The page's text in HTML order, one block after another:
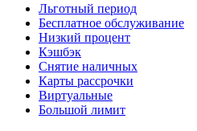
Льготный период
Бесплатное обслуживание
Низкий процент
Кэшбэк
Снятие наличных
Карты рассрочки
Виртуальные
Большой лимит